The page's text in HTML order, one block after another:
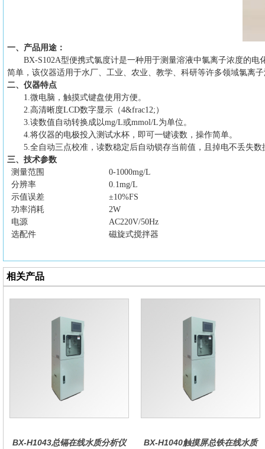
一、产品用途：
BX-S102A型便携式氯度计是一种用于测量溶液中氯离子浓度的
简单，该仪器适用于水厂、工业、农业、教学、科研等许多领域氯离
二、仪器特点
1.微电脑，触摸式键盘使用方便。
2.高清晰度LCD数字显示（4&frac12;）
3.读数值自动转换成以mg/L或mmol/L为单位。
4.将仪器的电极投入测试水杯，即可一键读数，操作简单。
5.全自动三点校准，读数稳定后自动锁存当前值，且掉电不丢失数
三、技术参数
测量范围
0-1000mg/L
分辨率
0.1mg/L
示值误差
±10%FS
功率消耗
2W
电源
AC220V/50Hz
选配件
磁旋式搅拌器
相关产品
BX-H1043总镉在线水质分析仪
BX-H1040触摸屏总铁在线水质